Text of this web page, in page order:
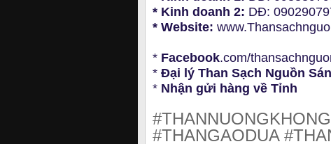
* Kinh doanh 2: DĐ:
* Website:
* Facebook.com/
* Đại lý Than Sạch Nguồn
* Nhận gửi hàng về Tỉnh
#THANGAODUA